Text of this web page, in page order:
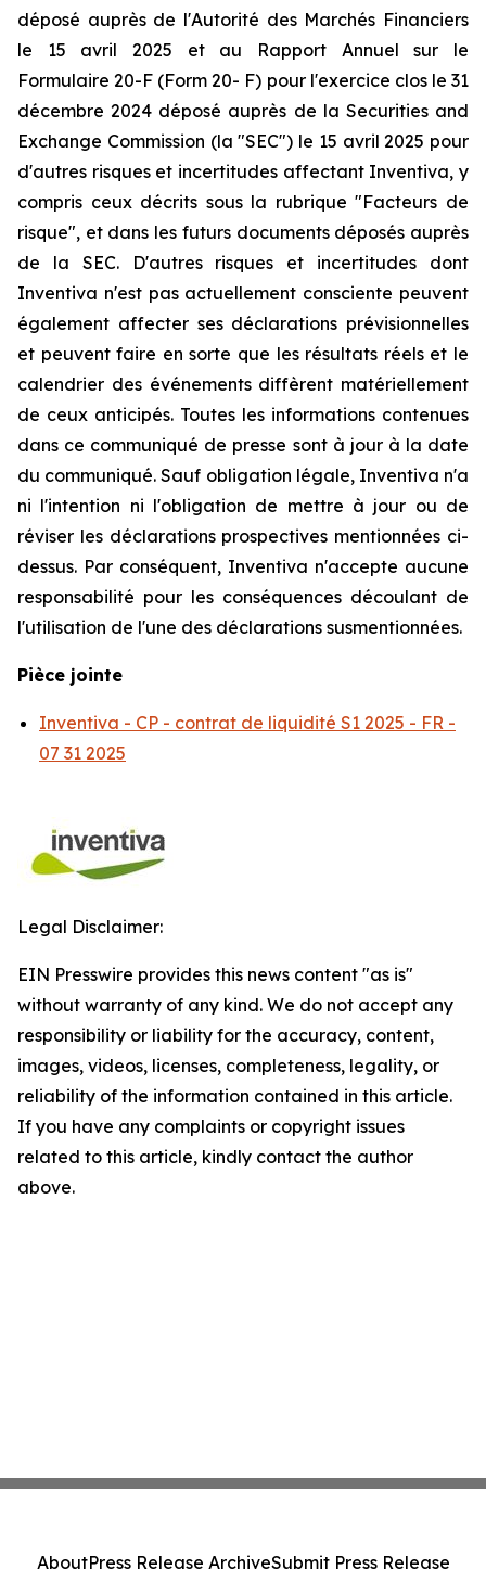
déposé auprès de l'Autorité des Marchés Financiers
le 15 avril 2025 et au Rapport Annuel sur le
Formulaire 20-F (Form 20- F) pour l'exercice clos le 31
décembre 2024 déposé auprès de la Securities and
Exchange Commission (la "SEC") le 15 avril 2025 pour
d'autres risques et incertitudes affectant Inventiva, y
compris ceux décrits sous la rubrique "Facteurs de
risque", et dans les futurs documents déposés auprès
de la SEC. D'autres risques et incertitudes dont
Inventiva n'est pas actuellement consciente peuvent
également affecter ses déclarations prévisionnelles
et peuvent faire en sorte que les résultats réels et le
calendrier des événements diffèrent matériellement
de ceux anticipés. Toutes les informations contenues
dans ce communiqué de presse sont à jour à la date
du communiqué. Sauf obligation légale, Inventiva n'a
ni l'intention ni l'obligation de mettre à jour ou de
réviser les déclarations prospectives mentionnées ci-
dessus. Par conséquent, Inventiva n'accepte aucune
responsabilité pour les conséquences découlant de
l'utilisation de l'une des déclarations susmentionnées.
Pièce jointe
Inventiva - CP - contrat de liquidité S1 2025 - FR -
07 31 2025
Legal Disclaimer:
EIN Presswire provides this news content "as is"
without warranty of any kind. We do not accept any
responsibility or liability for the accuracy, content,
images, videos, licenses, completeness, legality, or
reliability of the information contained in this article.
If you have any complaints or copyright issues
related to this article, kindly contact the author
above.
AboutPress Release ArchiveSubmit Press Release